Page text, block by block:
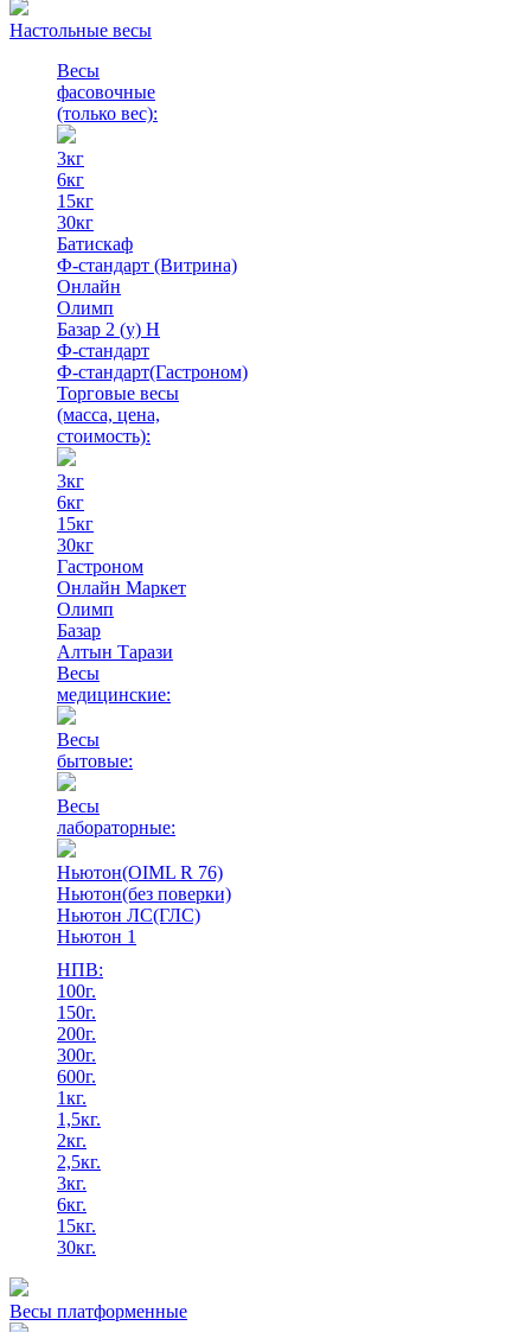
Настольные весы
Весы
фасовочные
(только вес):
3кг
6кг
15кг
30кг
Батискаф
Ф-стандарт (Витрина)
Онлайн
Олимп
Базар 2 (у) Н
Ф-стандарт
Ф-стандарт(Гастроном)
Торговые весы
(масса, цена,
стоимость):
3кг
6кг
15кг
30кг
Гастроном
Онлайн Маркет
Олимп
Базар
Алтын Тарази
Весы
медицинские:
Весы
бытовые:
Весы
лабораторные:
Ньютон(OIML R 76)
Ньютон(без поверки)
Ньютон ЛС(ГЛС)
Ньютон 1
НПВ:
100г.
150г.
200г.
300г.
600г.
1кг.
1,5кг.
2кг.
2,5кг.
3кг.
6кг.
15кг.
30кг.
Весы платформенные